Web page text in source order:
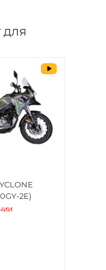
пользователи,
необходимо
в случае
в нашем салоне.
общие
возможных
и образцы
обязательства
технику
в Руководстве по
для
2E)